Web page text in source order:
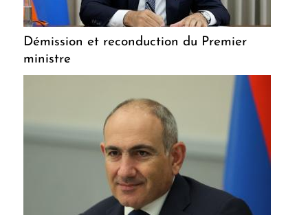
Démission et reconduction du Premier
ministre